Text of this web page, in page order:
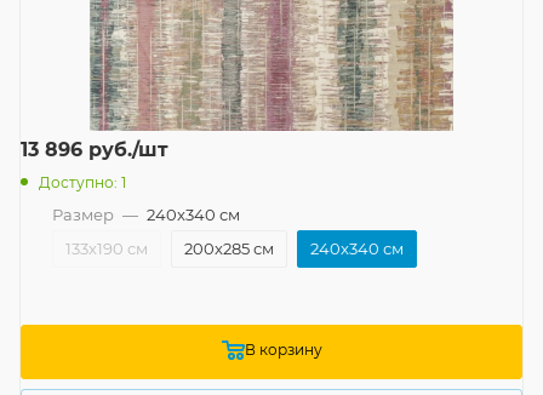
13 896 руб./шт
Доступно: 1
Размер — 240x340 см
133x190 см
200x285 см 240x340 см
В корзину